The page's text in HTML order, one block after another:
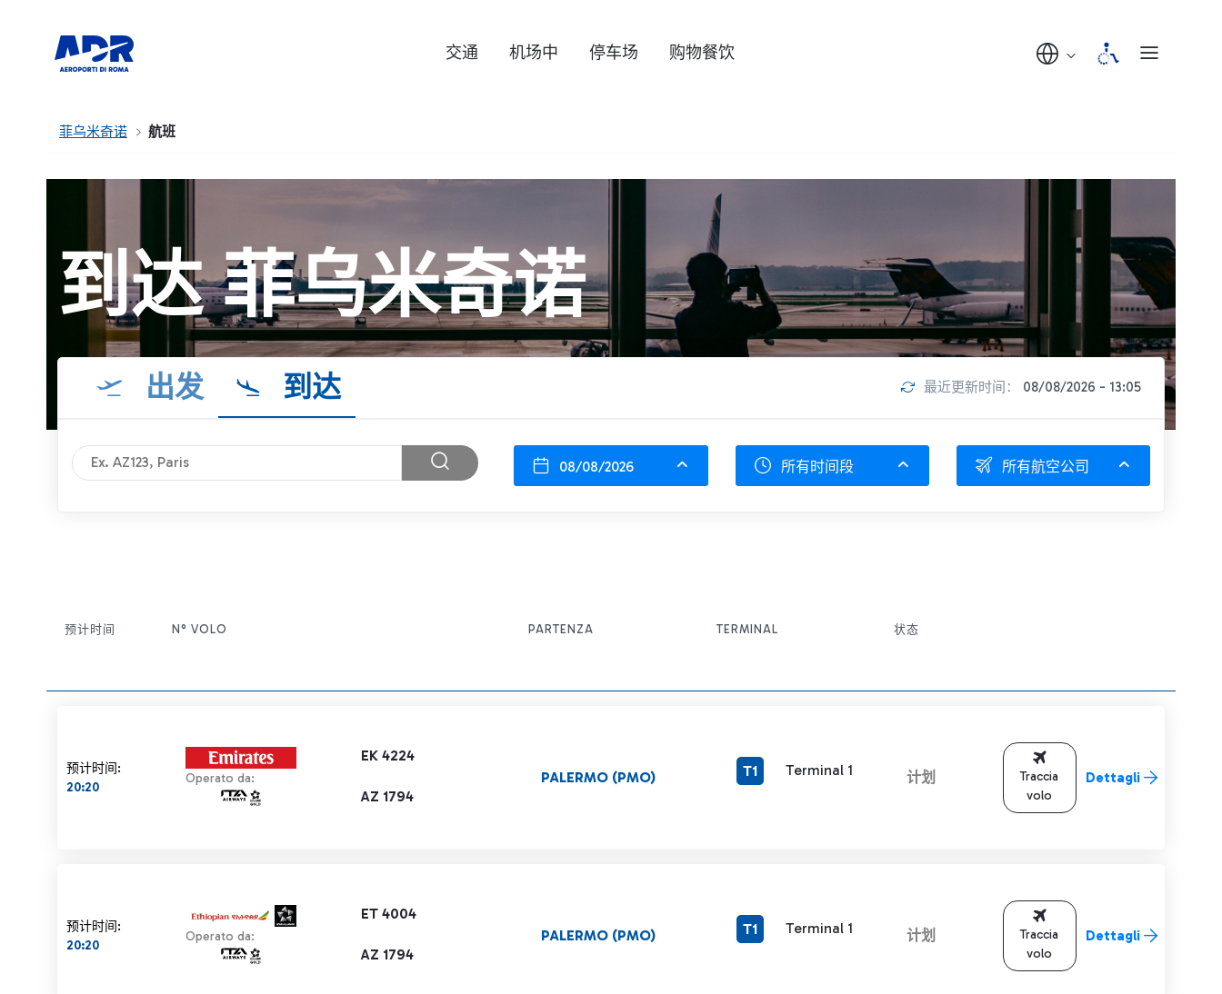
交通 机场中 停车场 购物餐饮
菲乌米奇诺 航班
到达 菲乌米奇诺
出发 到达 最近更新时间： 08/08/2026 - 13:05
08/08/2026 所有时间段 所有航空公司
预计时间 N° VOLO PARTENZA TERMINAL 状态
预计时间:
20:20
EK 4224
Operato da:
AZ 1794
PALERMO (PMO) T1 Terminal 1 计划
Traccia
volo
Dettagli
预计时间:
20:20
ET 4004
Operato da:
AZ 1794
PALERMO (PMO) T1 Terminal 1 计划
Traccia
volo
Dettagli